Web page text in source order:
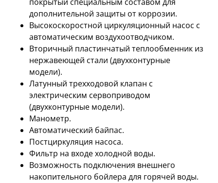
дополнительной защиты от коррозии.
Высокоскоростной циркуляционный насос с
автоматическим воздухоотводчиком.
Вторичный пластинчатый теплообменник из
нержавеющей стали (двухконтурные
модели).
Латунный трехходовой клапан с
электрическим сервоприводом
(двухконтурные модели).
Манометр.
Автоматический байпас.
Постциркуляция насоса.
Фильтр на входе холодной воды.
Возможность подключения внешнего
накопительного бойлера для горячей воды.